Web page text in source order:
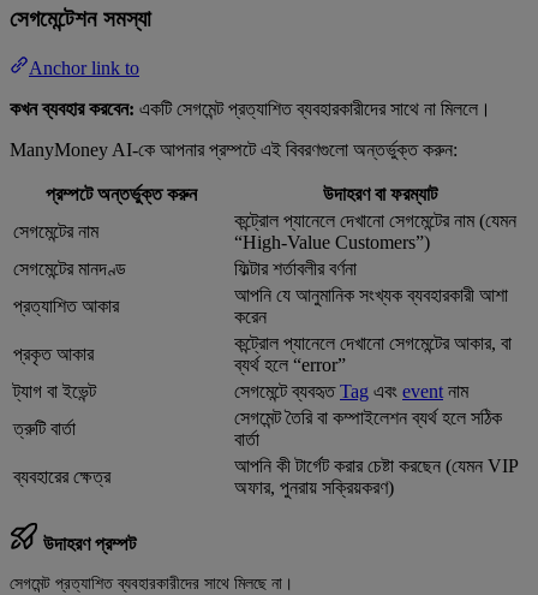
সেগমেন্টেশন সমস্যা
Anchor link to
কখন ব্যবহার করবেন: একটি সেগমেন্ট প্রত্যাশিত ব্যবহারকারীদের সাথে না মিললে।
ManyMoney AI-কে আপনার প্রম্পটে এই বিবরণগুলো অন্তর্ভুক্ত করুন:
প্রম্পটে অন্তর্ভুক্ত করুন
উদাহরণ বা ফরম্যাট
সেগমেন্টের নাম
কন্ট্রোল প্যানেলে দেখানো সেগমেন্টের নাম (যেমন
“High-Value Customers”)
সেগমেন্টের মানদণ্ড
ফিল্টার শর্তাবলীর বর্ণনা
প্রত্যাশিত আকার
আপনি যে আনুমানিক সংখ্যক ব্যবহারকারী আশা
করেন
প্রকৃত আকার
কন্ট্রোল প্যানেলে দেখানো সেগমেন্টের আকার, বা
ব্যর্থ হলে “error”
ট্যাগ বা ইভেন্ট
সেগমেন্টে ব্যবহৃতTag এবং event নাম
ত্রুটি বার্তা
সেগমেন্ট তৈরি বা কম্পাইলেশন ব্যর্থ হলে সঠিক
বার্তা
ব্যবহারের ক্ষেত্র
আপনি কী টার্গেট করার চেষ্টা করছেন (যেমন VIP
অফার, পুনরায় সক্রিয়করণ)
উদাহরণ প্রম্পট
সেগমেন্ট প্রত্যাশিত ব্যবহারকারীদের সাথে মিলছে না।